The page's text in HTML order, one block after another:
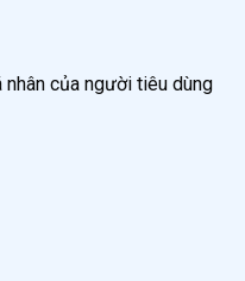
của người tiêu dùng